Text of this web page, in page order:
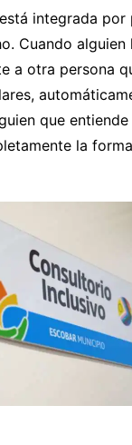
integrada por
Cuando alguien
a otra persona
que
la